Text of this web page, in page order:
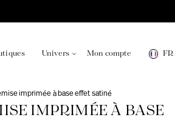
Univers Mon compte FR
imprimée à base effet satiné
IMPRIMÉE À BASE